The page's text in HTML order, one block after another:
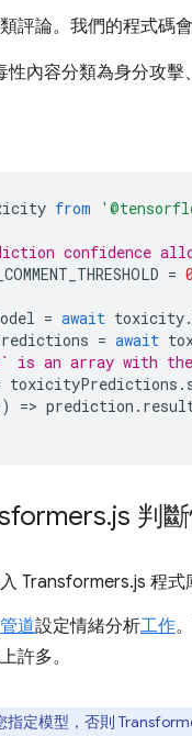
評論。我們的程式碼
內容分類為身分攻擊
from
confidence
=
= await toxicity.
= await
is an array with
toxicityPredictions .
) => prediction .
.js 判
Transformers.js 程式
管道設定情緒分析工作
許多。
指定模型，否則